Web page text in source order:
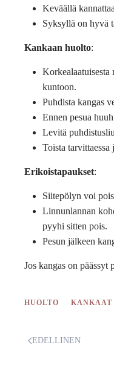
Keväällä
Syksyllä on hyvä
Kankaan huolto:
kuntoon.
Puhdista kangas
Ennen pesua
Levitä
Toista tarvittaessa
Erikoistapaukset:
Siitepölyn voi
Linnunlannan
pyyhi sitten pois.
Pesun jälkeen
Jos kangas on
HUOLTO KANKAAT
EDELLINEN